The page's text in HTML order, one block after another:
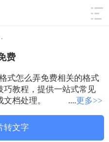
筛选
免费
费
式怎么弄免费相关的格式
巧教程，提供一站式常见
档处理。
....更多>>
转文字